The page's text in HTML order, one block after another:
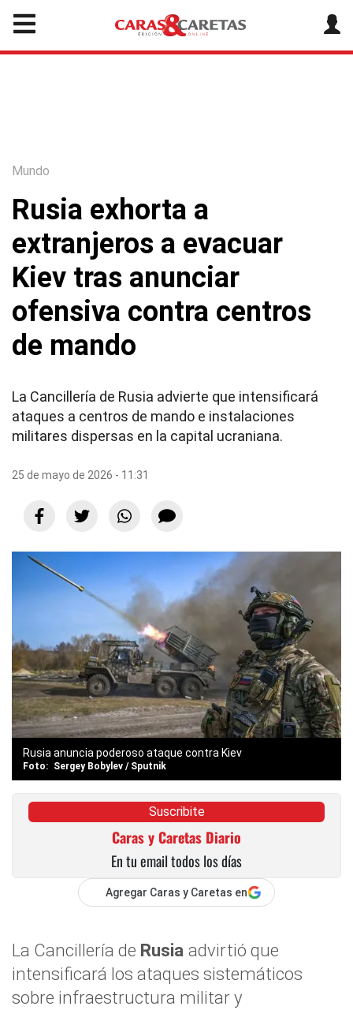
Mundo
Rusia exhorta a
extranjeros a evacuar
Kiev tras anunciar
ofensiva contra centros
de mando
La Cancillería de Rusia advierte que intensificará
ataques a centros de mando e instalaciones
militares dispersas en la capital ucraniana.
25 de mayo de 2026 - 11:31
Rusia anuncia poderoso ataque contra Kiev
Sergey Bobylev / Sputnik
Suscribite
Caras y Caretas Diario
En tu email todos los días
Agregar Caras y Caretas en
La Cancillería de Rusia advirtió que
intensificará los ataques sistemáticos
sobre infraestructura militar y